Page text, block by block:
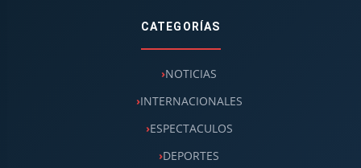
CATEGORÍAS
NOTICIAS
INTERNACIONALES
ESPECTACULOS
DEPORTES